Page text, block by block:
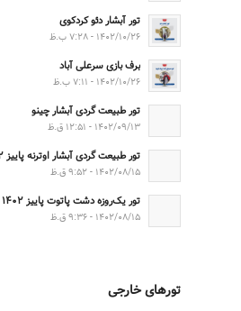
تور آبشار دئو کردکوی
۱۴۰۲/۱۰/۲۶ - ۷:۲۸ ب.ظ
برف بازی سرعلی آباد
۱۴۰۲/۱۰/۲۶ - ۷:۱۱ ب.ظ
تور طبیعت گردی آبشار چینو
۱۴۰۲/۰۹/۱۳ - ۱۲:۵۱ ق.ظ
تور طبیعت گردی آبشار اوترنه پاییز ۱۴۰۲
۱۴۰۲/۰۸/۱۵ - ۹:۵۲ ق.ظ
تور یک‌روزه دشت پاتوت پاییز ۱۴۰۲
۱۴۰۲/۰۸/۱۵ - ۹:۳۶ ق.ظ
تورهای خارجی